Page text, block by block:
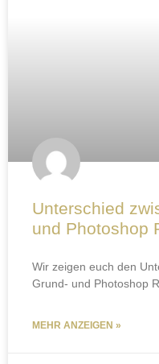
Unterschied
und Photoshop
Wir zeigen euch den
Grund- und Photoshop
MEHR ANZEIGEN »